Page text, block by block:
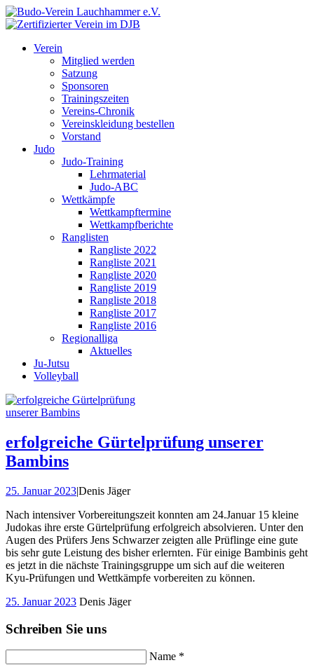
Verein
Mitglied werden
Satzung
Sponsoren
Trainingszeiten
Vereins-Chronik
Vereinskleidung bestellen
Vorstand
Judo
Judo-Training
Lehrmaterial
Judo-ABC
Wettkämpfe
Wettkampftermine
Wettkampfberichte
Ranglisten
Rangliste 2022
Rangliste 2021
Rangliste 2020
Rangliste 2019
Rangliste 2018
Rangliste 2017
Rangliste 2016
Regionalliga
Aktuelles
Ju-Jutsu
Volleyball
erfolgreiche Gürtelprüfung unserer
Bambins
25. Januar 2023|Denis Jäger
Nach intensiver Vorbereitungszeit konnten am 24.Januar 15 kleine
Judokas ihre erste Gürtelprüfung erfolgreich absolvieren. Unter den
Augen des Prüfers Jens Schwarzer zeigten alle Prüflinge eine gute
bis sehr gute Leistung des bisher erlernten. Für einige Bambinis geht
es jetzt in die nächste Trainingsgruppe um sich auf die weiteren
Kyu-Prüfungen und Wettkämpfe vorbereiten zu können.
25. Januar 2023 Denis Jäger
Schreiben Sie uns
Name *